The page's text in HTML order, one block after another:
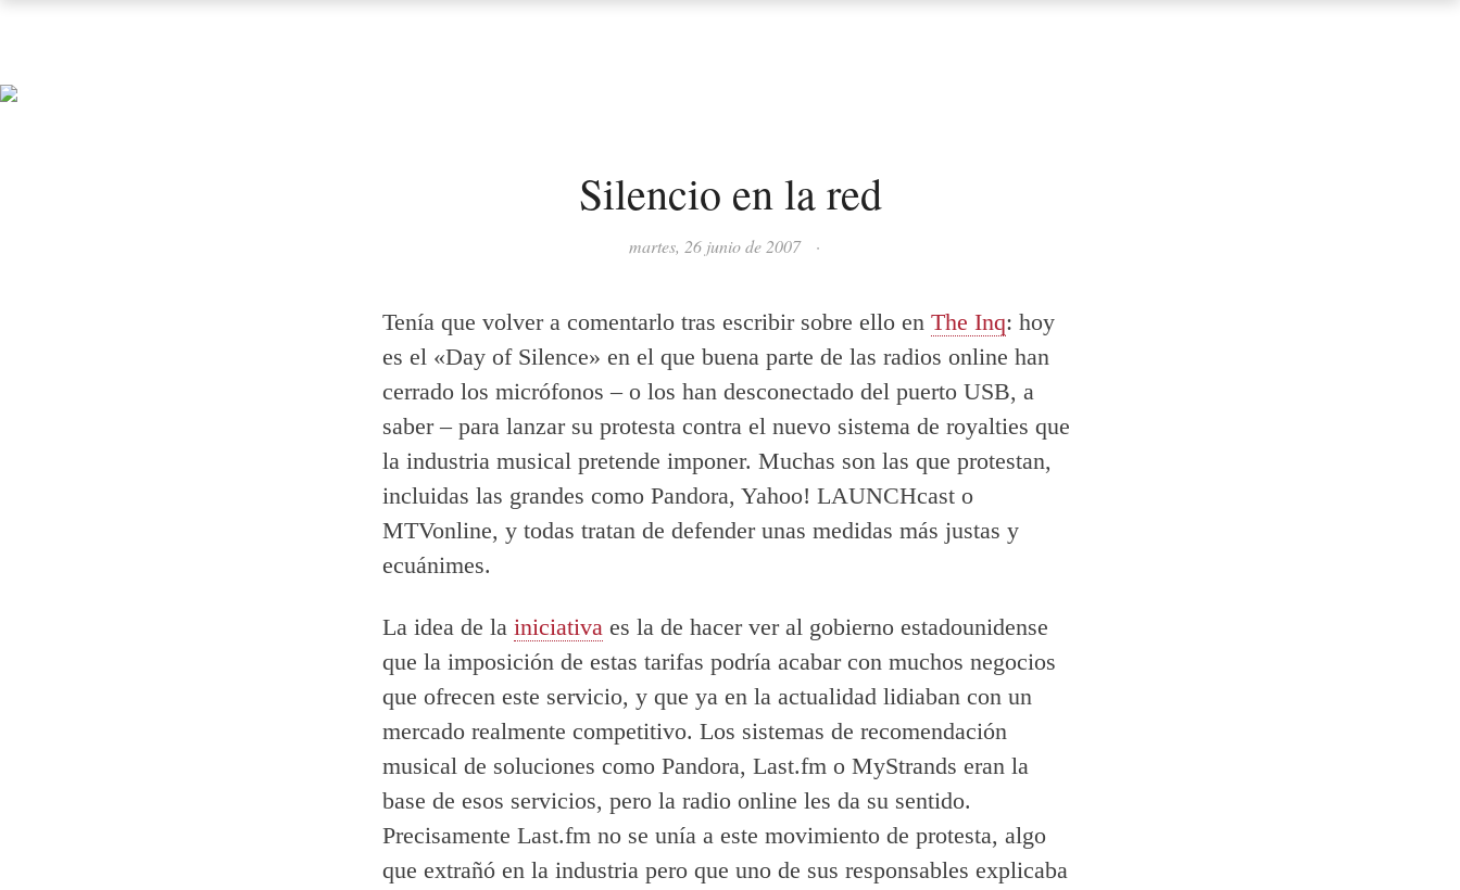
Silencio en la red
martes, 26 junio de 2007 ·
Tenía que volver a comentarlo tras escribir sobre ello en The Inq: hoy
es el «Day of Silence» en el que buena parte de las radios online han
cerrado los micrófonos – o los han desconectado del puerto USB, a
saber – para lanzar su protesta contra el nuevo sistema de royalties que
la industria musical pretende imponer. Muchas son las que protestan,
incluidas las grandes como Pandora, Yahoo! LAUNCHcast o
MTVonline, y todas tratan de defender unas medidas más justas y
ecuánimes.
La idea de la iniciativa es la de hacer ver al gobierno estadounidense
que la imposición de estas tarifas podría acabar con muchos negocios
que ofrecen este servicio, y que ya en la actualidad lidiaban con un
mercado realmente competitivo. Los sistemas de recomendación
musical de soluciones como Pandora, Last.fm o MyStrands eran la
base de esos servicios, pero la radio online les da su sentido.
Precisamente Last.fm no se unía a este movimiento de protesta, algo
que extrañó en la industria pero que uno de sus responsables explicaba